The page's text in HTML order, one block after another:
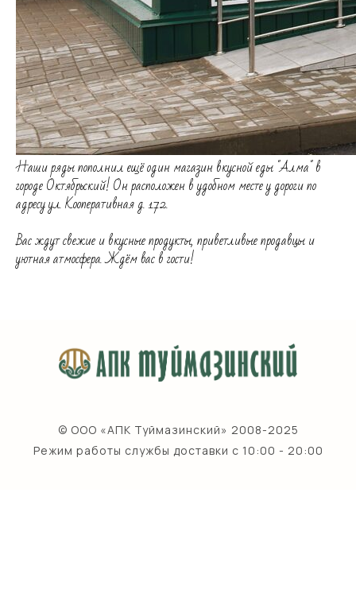
Наши ряды пополнил ещё один магазин вкусной еды "Алма" в
городе Октябрьский! Он расположен в удобном месте у дороги по
адресу ул. Кооперативная д. 172.
Вас ждут свежие и вкусные продукты, приветливые продавцы и
уютная атмосфера. Ждём вас в гости!
© ООО «АПК Туймазинский» 2008-2025
Режим работы службы доставки с 10:00 - 20:00